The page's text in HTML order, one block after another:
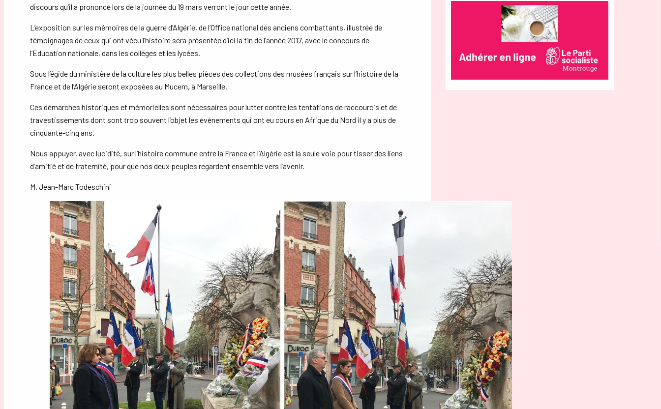
discours qu’il a prononcé lors de la journée du 19 mars verront le jour cette année.
L’exposition sur les mémoires de la guerre d’Algérie, de l’Office national des anciens combattants, illustrée de
témoignages de ceux qui ont vécu l’histoire sera présentée d’ici la fin de l’année 2017, avec le concours de
l’Education nationale, dans les collèges et les lycées.
Sous l’égide du ministère de la culture les plus belles pièces des collections des musées français sur l’histoire de la
France et de l’Algérie seront exposées au Mucem, à Marseille.
Ces démarches historiques et mémorielles sont nécessaires pour lutter contre les tentations de raccourcis et de
travestissements dont sont trop souvent l’objet les évènements qui ont eu cours en Afrique du Nord il y a plus de
cinquante-cinq ans.
Nous appuyer, avec lucidité, sur l’histoire commune entre la France et l’Algérie est la seule voie pour tisser des liens
d’amitié et de fraternité, pour que nos deux peuples regardent ensemble vers l’avenir.
M. Jean-Marc Todeschini